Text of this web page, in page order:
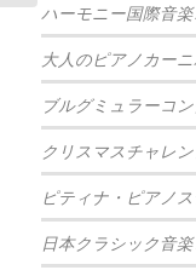
ハーモニー国際音
大人のピアノカー
ブルグミュラーコ
クリスマスチャレ
ピティナ・ピアノ
日本クラシック音